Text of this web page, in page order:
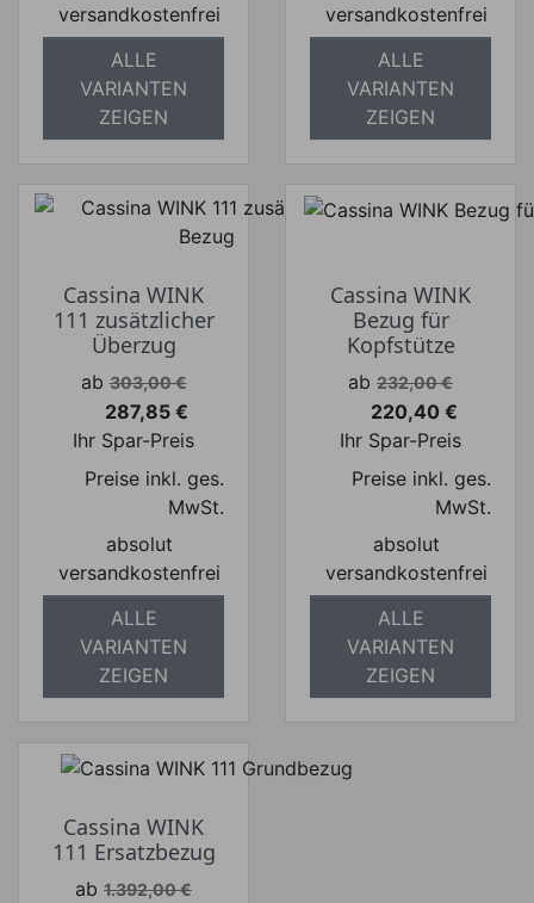
versandkostenfrei
ALLE
VARIANTEN
ZEIGEN
versandkostenfrei
ALLE
VARIANTEN
ZEIGEN
Cassina WINK
111 zusätzlicher
Überzug
Verkaufspreis
ab 303,00 €
Preis
287,85 €
Ihr Spar-Preis
Preise inkl. ges.
MwSt.
absolut
versandkostenfrei
ALLE
VARIANTEN
ZEIGEN
Cassina WINK
Bezug für
Kopfstütze
Verkaufspreis
ab 232,00 €
Preis
220,40 €
Ihr Spar-Preis
Preise inkl. ges.
MwSt.
absolut
versandkostenfrei
ALLE
VARIANTEN
ZEIGEN
Cassina WINK
111 Ersatzbezug
Verkaufspreis
ab 1.392,00 €